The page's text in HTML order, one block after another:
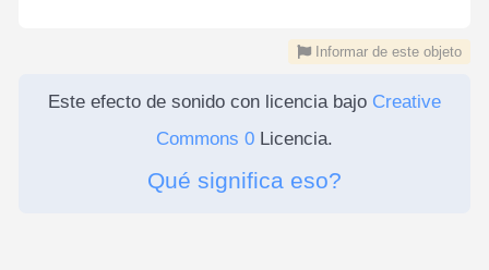
Informar de este objeto
Este efecto de sonido con licencia bajo Creative
Commons 0 Licencia.
Qué significa eso?